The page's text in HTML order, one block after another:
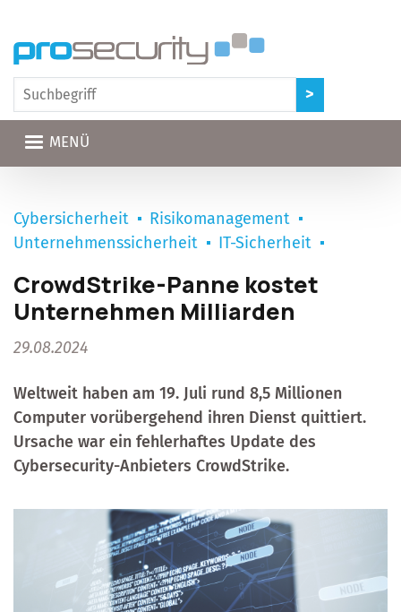
MENÜ
Cybersicherheit
Risikomanagement
Unternehmenssicherheit
IT-Sicherheit
CrowdStrike-Panne kostet
Unternehmen Milliarden
29.08.2024
Weltweit haben am 19. Juli rund 8,5 Millionen
Computer vorübergehend ihren Dienst quittiert.
Ursache war ein fehlerhaftes Update des
Cybersecurity-Anbieters CrowdStrike.